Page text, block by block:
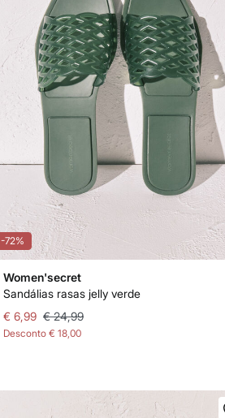
-72%
Women'secret
Sandálias rasas jelly verde
€ 6,99 € 24,99
Desconto € 18,00